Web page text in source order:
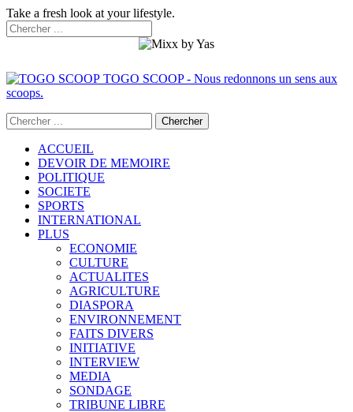
Take a fresh look at your lifestyle.
TOGO SCOOP - Nous redonnons un sens aux
scoops.
ACCUEIL
DEVOIR DE MEMOIRE
POLITIQUE
SOCIETE
SPORTS
INTERNATIONAL
PLUS
ECONOMIE
CULTURE
ACTUALITES
AGRICULTURE
DIASPORA
ENVIRONNEMENT
FAITS DIVERS
INITIATIVE
INTERVIEW
MEDIA
SONDAGE
TRIBUNE LIBRE